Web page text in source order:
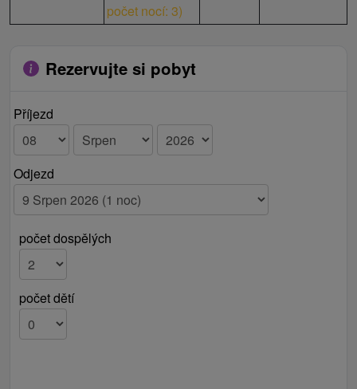
počet nocí: 3)
Rezervujte si pobyt
Příjezd
Odjezd
počet dospělých
počet dětí